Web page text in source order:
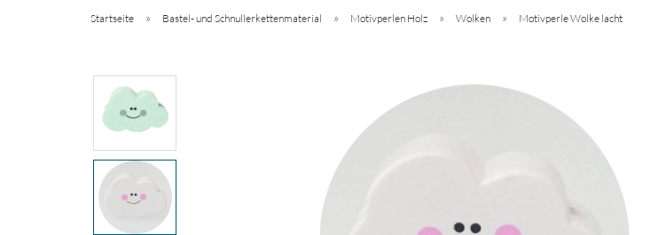
Startseite » Bastel- und Schnullerkettenmaterial » Motivperlen Holz » Wolken » Motivperle Wolke lacht